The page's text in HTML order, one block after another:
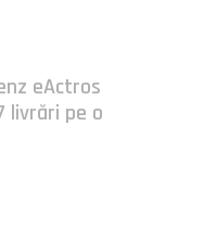
eActros
livrări pe o